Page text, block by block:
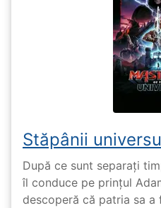
Stăpânii
După ce sunt separați
îl conduce pe prințul
descoperă că patria sa